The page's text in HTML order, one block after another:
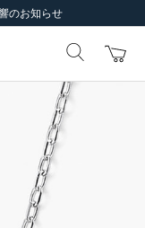
のお知らせ